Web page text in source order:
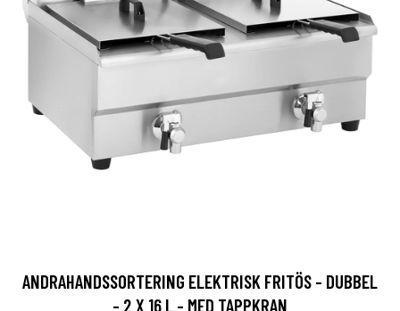
ANDRAHANDSSORTERING ELEKTRISK FRITÖS - DUBBEL
- 2 X 16 L - MED TAPPKRAN